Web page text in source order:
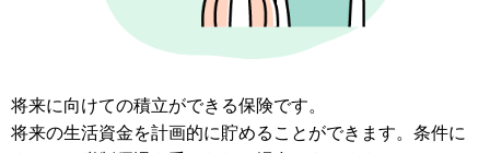
将来に向けての積立ができる保険です。
将来の生活資金を計画的に貯めることができます。条件に